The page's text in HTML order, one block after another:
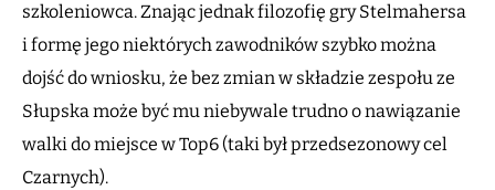
szkoleniowca. Znając jednak filozofię gry Stelmahersa
i formę jego niektórych zawodników szybko można
dojść do wniosku, że bez zmian w składzie zespołu ze
Słupska może być mu niebywale trudno o nawiązanie
walki do miejsce w Top6 (taki był przedsezonowy cel
Czarnych).